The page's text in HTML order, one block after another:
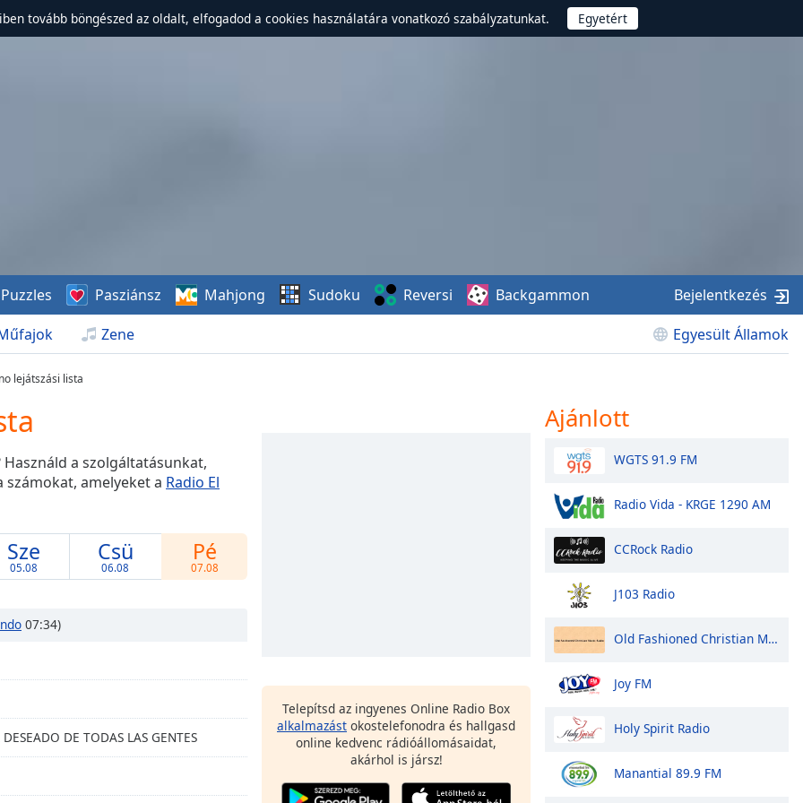
tovább böngészed az oldalt, elfogadod a cookies használatára vonatkozó szabályzatunkat.
Zene Egyesült Államok
Puzzles Pasziánsz Mahjong Sudoku Reversi Backgammon Bejelentkezés
lejátszási lista
a szolgáltatásunkat,
amelyeket a Radio El
Sze
05.08
Csü
06.08
Pé
07.08
07:34)
DE TODAS LAS GENTES
Telepítsd az ingyenes Online Radio Box
alkalmazást okostelefonodra és hallgasd
online kedvenc rádióállomásaidat,
akárhol is jársz!
Ajánlott
WGTS 91.9 FM
Radio Vida - KRGE 1290 AM
CCRock Radio
J103 Radio
Old Fashioned Christian Music Radio
Joy FM
Holy Spirit Radio
Manantial 89.9 FM